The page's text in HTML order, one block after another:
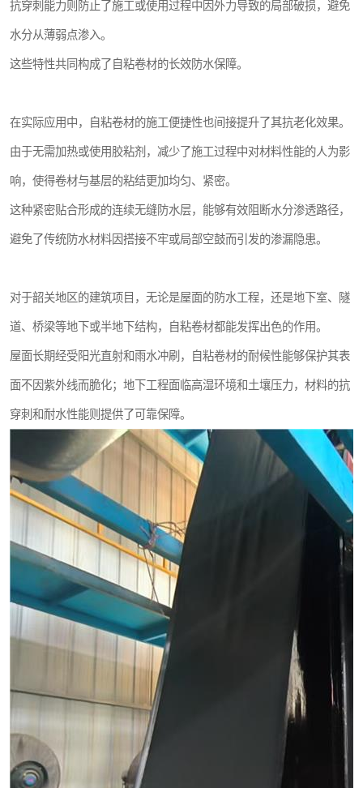
抗穿刺能力则防止了施工或使用过程中因外力导致的局部破损，避免
水分从薄弱点渗入。
这些特性共同构成了自粘卷材的长效防水保障。
在实际应用中，自粘卷材的施工便捷性也间接提升了其抗老化效果。
由于无需加热或使用胶粘剂，减少了施工过程中对材料性能的人为影
响，使得卷材与基层的粘结更加均匀、紧密。
这种紧密贴合形成的连续无缝防水层，能够有效阻断水分渗透路径，
避免了传统防水材料因搭接不牢或局部空鼓而引发的渗漏隐患。
对于韶关地区的建筑项目，无论是屋面的防水工程，还是地下室、隧
道、桥梁等地下或半地下结构，自粘卷材都能发挥出色的作用。
屋面长期经受阳光直射和雨水冲刷，自粘卷材的耐候性能够保护其表
面不因紫外线而脆化；地下工程面临高湿环境和土壤压力，材料的抗
穿刺和耐水性能则提供了可靠保障。